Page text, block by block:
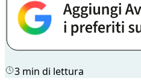
3 min di lettura